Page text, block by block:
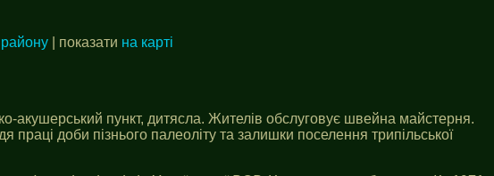
району | показати на карті
акушерський пункт, дитясла. Жителів обслуговує швейна майстерня.
працi доби пiзнього палеолiту та залишки поселення трипiльської